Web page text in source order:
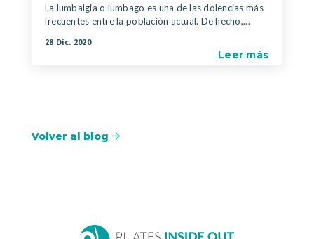
La lumbalgia o lumbago es una de las dolencias más
frecuentes entre la población actual. De hecho,...
28 Dic. 2020
Leer más
Volver al blog